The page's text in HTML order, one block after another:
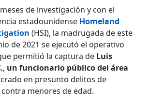
de investigación y con el
estadounidense Homeland
(HSI), la madrugada de este
de 2021 se ejecutó el operativo
permitió la captura de Luis
un funcionario público del área
en presunto delitos de
menores de edad.